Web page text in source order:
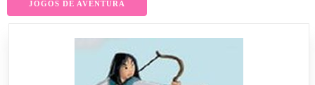
JOGOS DE AVENTURA